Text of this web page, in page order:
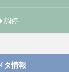
調停
タ情報